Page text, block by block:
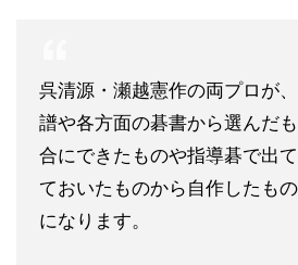
呉清源・瀬越憲作の両プロが
譜や各方面の碁書から選んだ
合にできたものや指導碁で出
ておいたものから自作したも
になります。